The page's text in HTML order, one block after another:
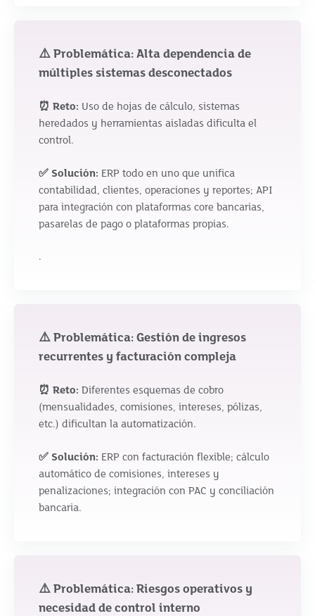
⚠️ Problemática: Alta dependencia de
múltiples sistemas desconectados
⏰ Reto: Uso de hojas de cálculo, sistemas
heredados y herramientas aisladas dificulta el
control.
✅ Solución: ERP todo en uno que unifica
contabilidad, clientes, operaciones y reportes; API
para integración con plataformas core bancarias,
pasarelas de pago o plataformas propias.
.
⚠️ Problemática: Gestión de ingresos
recurrentes y facturación compleja
⏰ Reto: Diferentes esquemas de cobro
(mensualidades, comisiones, intereses, pólizas,
etc.) dificultan la automatización.
✅ Solución: ERP con facturación flexible; cálculo
automático de comisiones, intereses y
penalizaciones; integración con PAC y conciliación
bancaria.
⚠️ Problemática: Riesgos operativos y
necesidad de control interno